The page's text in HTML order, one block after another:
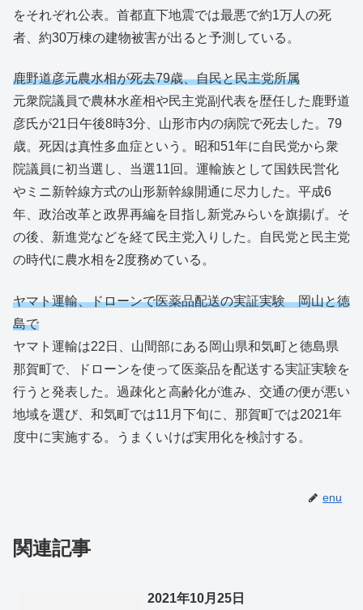
をそれぞれ公表。首都直下地震では最悪で約1万人の死
者、約30万棟の建物被害が出ると予測している。
鹿野道彦元農水相が死去79歳、自民と民主党所属
元衆院議員で農林水産相や民主党副代表を歴任した鹿野道
彦氏が21日午後8時3分、山形市内の病院で死去した。79
歳。死因は真性多血症という。昭和51年に自民党から衆
院議員に初当選し、当選11回。運輸族として国鉄民営化
やミニ新幹線方式の山形新幹線開通に尽力した。平成6
年、政治改革と政界再編を目指し新党みらいを旗揚げ。そ
の後、新進党などを経て民主党入りした。自民党と民主党
の時代に農水相を2度務めている。
ヤマト運輸、ドローンで医薬品配送の実証実験 岡山と徳
島で
ヤマト運輸は22日、山間部にある岡山県和気町と徳島県
那賀町で、ドローンを使って医薬品を配送する実証実験を
行うと発表した。過疎化と高齢化が進み、交通の便が悪い
地域を選び、和気町では11月下旬に、那賀町では2021年
度中に実施する。うまくいけば実用化を検討する。
enu
関連記事
2021年10月25日